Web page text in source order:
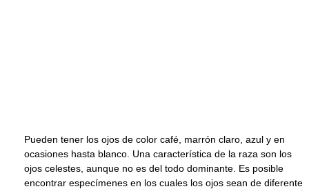
Pueden tener los ojos de color café, marrón claro, azul y en
ocasiones hasta blanco. Una característica de la raza son los
ojos celestes, aunque no es del todo dominante. Es posible
encontrar especímenes en los cuales los ojos sean de diferente